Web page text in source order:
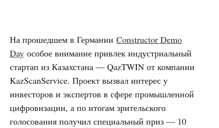
На прошедшем в Германии Constructor Demo
Day особое внимание привлек индустриальный
стартап из Казахстана — QazTWIN от компании
KazScanService. Проект вызвал интерес у
инвесторов и экспертов в сфере промышленной
цифровизации, а по итогам зрительского
голосования получил специальный приз — 10